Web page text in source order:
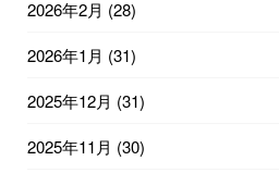
2026年2月 (28)
2026年1月 (31)
2025年12月 (31)
2025年11月 (30)